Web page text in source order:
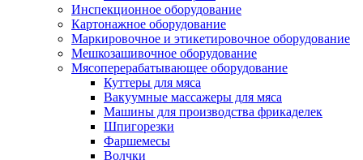
Инспекционное оборудование
Картонажное оборудование
Маркировочное и этикетировочное оборудование
Мешкозашивочное оборудование
Мясоперерабатывающее оборудование
Куттеры для мяса
Вакуумные массажеры для мяса
Машины для производства фрикаделек
Шпигорезки
Фаршемесы
Волчки